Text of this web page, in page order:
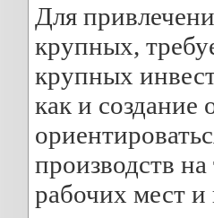
Для
крупных,
крупных
как и
производств
рабочих мест и